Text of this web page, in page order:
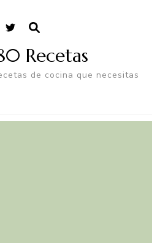
Recetas
de cocina que necesitas